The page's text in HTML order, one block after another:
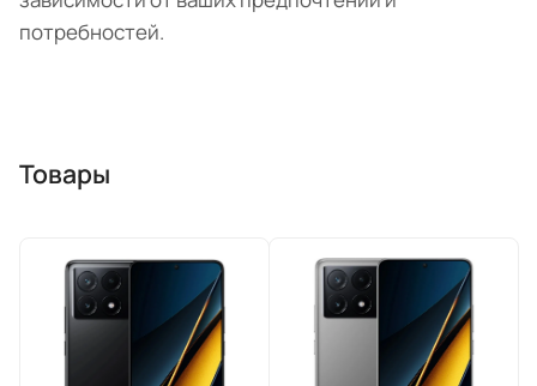
потребностей.
Товары